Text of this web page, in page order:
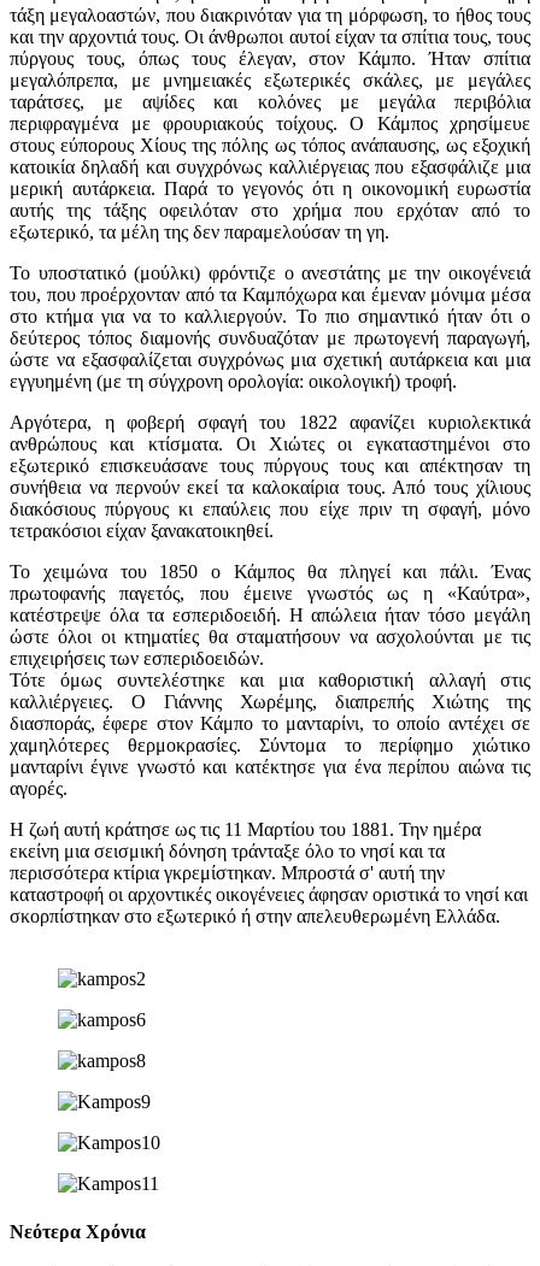
τάξη μεγαλοαστών, που διακρινόταν για τη μόρφωση, το ήθος τους
και την αρχοντιά τους. Οι άνθρωποι αυτοί είχαν τα σπίτια τους, τους
πύργους τους, όπως τους έλεγαν, στον Κάμπο. Ήταν σπίτια
μεγαλόπρεπα, με μνημειακές εξωτερικές σκάλες, με μεγάλες
ταράτσες, με αψίδες και κολόνες με μεγάλα περιβόλια
περιφραγμένα με φρουριακούς τοίχους. Ο Κάμπος χρησίμευε
στους εύπορους Χίους της πόλης ως τόπος ανάπαυσης, ως εξοχική
κατοικία δηλαδή και συγχρόνως καλλιέργειας που εξασφάλιζε μια
μερική αυτάρκεια. Παρά το γεγονός ότι η οικονομική ευρωστία
αυτής της τάξης οφειλόταν στο χρήμα που ερχόταν από το
εξωτερικό, τα μέλη της δεν παραμελούσαν τη γη.
Το υποστατικό (μούλκι) φρόντιζε ο ανεστάτης με την οικογένειά
του, που προέρχονταν από τα Καμπόχωρα και έμεναν μόνιμα μέσα
στο κτήμα για να το καλλιεργούν. Το πιο σημαντικό ήταν ότι ο
δεύτερος τόπος διαμονής συνδυαζόταν με πρωτογενή παραγωγή,
ώστε να εξασφαλίζεται συγχρόνως μια σχετική αυτάρκεια και μια
εγγυημένη (με τη σύγχρονη ορολογία: οικολογική) τροφή.
Αργότερα, η φοβερή σφαγή του 1822 αφανίζει κυριολεκτικά
ανθρώπους και κτίσματα. Oι Χιώτες οι εγκαταστημένοι στο
εξωτερικό επισκευάσανε τους πύργους τους και απέκτησαν τη
συνήθεια να περνούν εκεί τα καλοκαίρια τους. Από τους χίλιους
διακόσιους πύργους κι επαύλεις που είχε πριν τη σφαγή, μόνο
τετρακόσιοι είχαν ξανακατοικηθεί.
Το χειμώνα του 1850 ο Κάμπος θα πληγεί και πάλι. Ένας
πρωτοφανής παγετός, που έμεινε γνωστός ως η «Καύτρα»,
κατέστρεψε όλα τα εσπεριδοειδή. Η απώλεια ήταν τόσο μεγάλη
ώστε όλοι οι κτηματίες θα σταματήσουν να ασχολούνται με τις
επιχειρήσεις των εσπεριδοειδών.
Τότε όμως συντελέστηκε και μια καθοριστική αλλαγή στις
καλλιέργειες. Ο Γιάννης Χωρέμης, διαπρεπής Χιώτης της
διασποράς, έφερε στον Κάμπο το μανταρίνι, το οποίο αντέχει σε
χαμηλότερες θερμοκρασίες. Σύντομα το περίφημο χιώτικο
μανταρίνι έγινε γνωστό και κατέκτησε για ένα περίπου αιώνα τις
αγορές.
Η ζωή αυτή κράτησε ως τις 11 Μαρτίου του 1881. Την ημέρα
εκείνη μια σεισμική δόνηση τράνταξε όλο το νησί και τα
περισσότερα κτίρια γκρεμίστηκαν. Μπροστά σ' αυτή την
καταστροφή οι αρχοντικές οικογένειες άφησαν οριστικά το νησί και
σκορπίστηκαν στο εξωτερικό ή στην απελευθερωμένη Ελλάδα.
Νεότερα Χρόνια